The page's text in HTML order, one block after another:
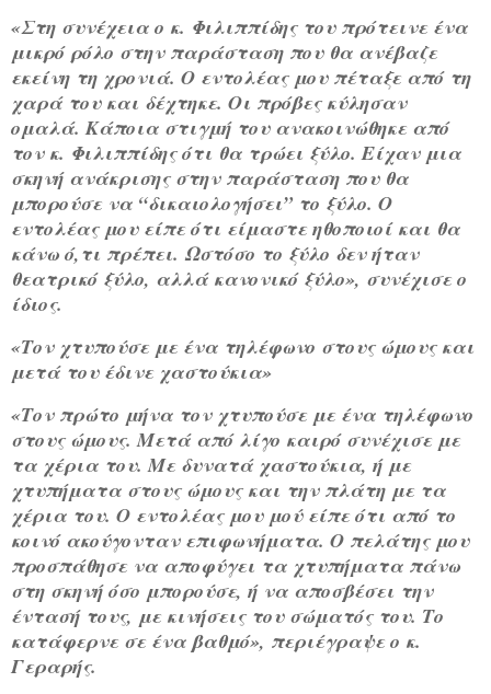
«Στη συνέχεια ο κ. Φιλιππίδης του πρότεινε ένα
μικρό ρόλο στην παράσταση που θα ανέβαζε
εκείνη τη χρονιά. Ο εντολέας μου πέταξε από τη
χαρά του και δέχτηκε. Οι πρόβες κύλησαν
ομαλά. Κάποια στιγμή του ανακοινώθηκε από
τον κ. Φιλιππίδης ότι θα τρώει ξύλο. Είχαν μια
σκηνή ανάκρισης στην παράσταση που θα
μπορούσε να “δικαιολογήσει” το ξύλο. Ο
εντολέας μου είπε ότι είμαστε ηθοποιοί και θα
κάνω ό,τι πρέπει. Ωστόσο το ξύλο δεν ήταν
θεατρικό ξύλο, αλλά κανονικό ξύλο», συνέχισε ο
ίδιος.
«Τον χτυπούσε με ένα τηλέφωνο στους ώμους και
μετά του έδινε χαστούκια»
«Τον πρώτο μήνα τον χτυπούσε με ένα τηλέφωνο
στους ώμους. Μετά από λίγο καιρό συνέχισε με
τα χέρια του. Με δυνατά χαστούκια, ή με
χτυπήματα στους ώμους και την πλάτη με τα
χέρια του. Ο εντολέας μου μού είπε ότι από το
κοινό ακούγονταν επιφωνήματα. Ο πελάτης μου
προσπάθησε να αποφύγει τα χτυπήματα πάνω
στη σκηνή όσο μπορούσε, ή να αποσβέσει την
έντασή τους, με κινήσεις του σώματός του. Το
κατάφερνε σε ένα βαθμό», περιέγραψε ο κ.
Γεραρής.